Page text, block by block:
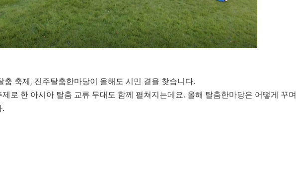
춤 축제, 진주탈춤한마당이 올해도 시민 곁을 찾습니다.
제로 한 아시아 탈춤 교류 무대도 함께 펼쳐지는데요. 올해 탈춤한마당은 어떻게 꾸며
.